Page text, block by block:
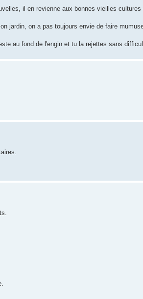
il en revienne aux bonnes vieilles cultures
jardin, on a pas toujours envie de faire
au fond de l'engin et tu la rejettes sans